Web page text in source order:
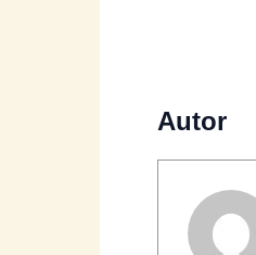
Autor